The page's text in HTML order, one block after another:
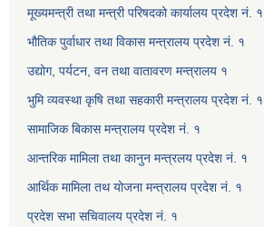
मूख्यमन्त्री तथा मन्त्री परिषदको कार्यालय प्रदेश नं. १
भौतिक पुर्वाधार तथा विकास मन्त्रालय प्रदेश नं. १
उद्योग, पर्यटन, वन तथा वातावरण मन्त्रालय १
भुमि व्यवस्था कृषि तथा सहकारी मन्त्रालय प्रदेश नं. १
सामाजिक बिकास मन्त्रालय प्रदेश नं. १
आन्तरिक मामिला तथा कानुन मन्त्रलय प्रदेश नं. १
आर्थिक मामिला तथ योजना मन्त्रालय प्रदेश नं. १
प्रदेश सभा सचिवालय प्रदेश नं. १